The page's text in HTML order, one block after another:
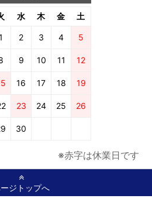
水 木 金 土
2 3 4 5
9 10 11 12
16 17 18 19
23 24 25 26
30
※赤字は休業日です
ジトップへ